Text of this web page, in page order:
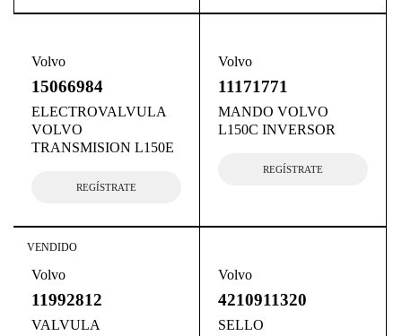
Volvo
15066984
ELECTROVALVULA
VOLVO
TRANSMISION L150E
REGÍSTRATE
Volvo
11171771
MANDO VOLVO
L150C INVERSOR
REGÍSTRATE
VENDIDO
Volvo
11992812
VALVULA
Volvo
4210911320
SELLO